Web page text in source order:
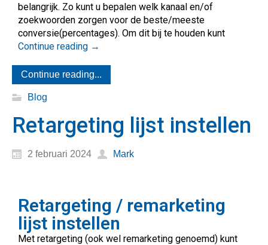
belangrijk. Zo kunt u bepalen welk kanaal en/of
zoekwoorden zorgen voor de beste/meeste
conversie(percentages). Om dit bij te houden kunt
Continue reading →
Continue reading...
Blog
Retargeting lijst instellen
2 februari 2024 Mark
Retargeting / remarketing
lijst instellen
Met retargeting (ook wel remarketing genoemd) kunt